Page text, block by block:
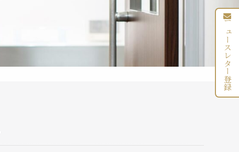
ニュースレター登録